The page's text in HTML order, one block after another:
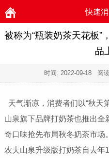
快速
被称为“瓶装奶茶天花板”
品
时间: 2022-09-18 阅
天气渐凉，消费者们以“秋天
山泉旗下品牌打奶茶也推出
奇口味抢先布局秋冬奶茶市场。
农夫山泉升级版打奶茶自去年